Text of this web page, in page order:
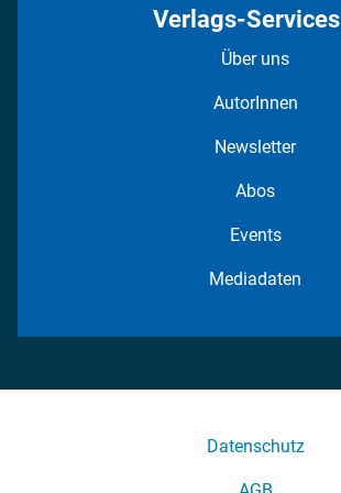
Verlags-Services
Über uns
AutorInnen
Newsletter
Abos
Events
Mediadaten
Datenschutz